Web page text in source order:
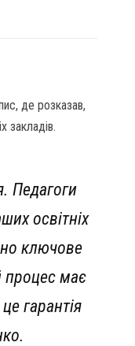
де розказав,
закладів.
Педагоги
освітніх
ключове
процес має
гарантія